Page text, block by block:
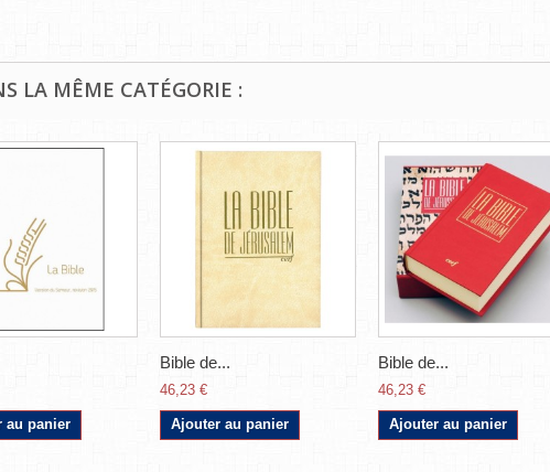
LA MÊME CATÉGORIE :
au panier
Bible de...
46,23 €
Ajouter au panier
Bible de...
46,23 €
Ajouter au panier